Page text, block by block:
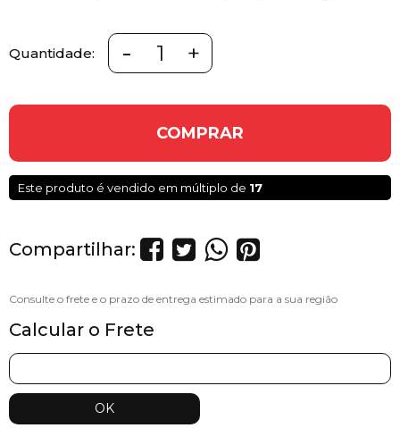
Quantidade: - +
COMPRAR
Este produto é vendido em múltiplo de 17
Compartilhar:
Calcular o Frete